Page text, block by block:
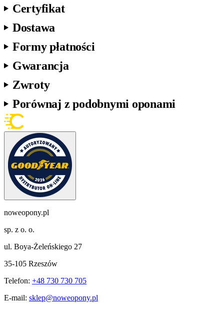
Certyfikat
Dostawa
Formy płatności
Gwarancja
Zwroty
Porównaj z podobnymi oponami
noweopony.pl
sp. z o. o.
ul. Boya-Żeleńskiego 27
35-105 Rzeszów
Telefon: +48 730 730 705
E-mail: sklep@noweopony.pl